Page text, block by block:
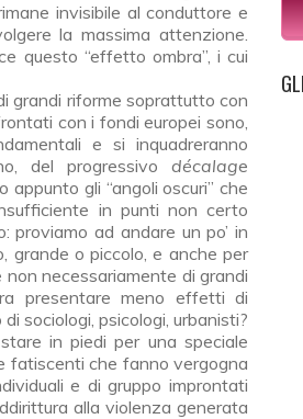
invisibile al conduttore e
la massima attenzione.
questo “effetto ombra”, i cui
grandi riforme soprattutto con
con i fondi europei sono,
e si inquadreranno
del progressivodécalage
gli “angoli oscuri” che
in punti non certo
proviamo ad andare un po’ in
grande o piccolo, e anche per
necessariamente di grandi
presentare meno effetti di
sociologi, psicologi, urbanisti?
in piedi per una speciale
fatiscenti che fanno vergogna
e di gruppo improntati
alla violenza generata
GLI